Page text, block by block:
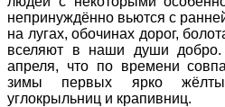
непринуждённо вьются с
на лугах, обочинах дорог,
вселяют в наши души
апреля, что по времени
зимы первых ярко
углокрыльниц и крапивниц.